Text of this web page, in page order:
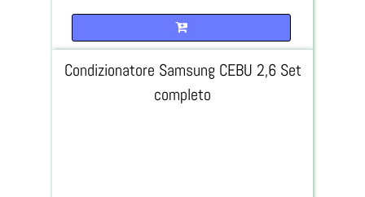
Condizionatore Samsung CEBU 2,6 Set
completo